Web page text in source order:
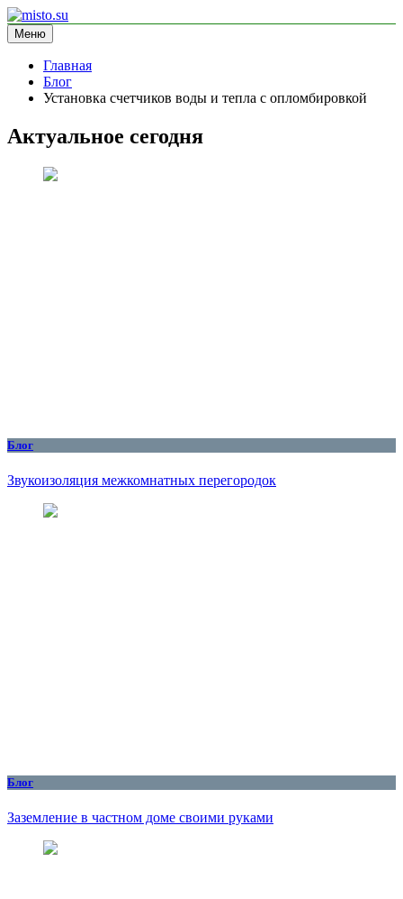
Перейти
к
содержимому
misto.su
информационный сайт
Меню
Главная
Блог
Установка счетчиков воды и тепла с опломбировкой
Актуальное сегодня
Блог
Звукоизоляция межкомнатных перегородок
Блог
Заземление в частном доме своими руками